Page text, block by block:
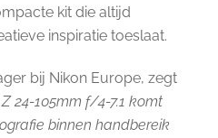
kit die altijd
inspiratie toeslaat.
bij Nikon Europe, zegt
Z 24-105mm f/4-7.1 komt
binnen handbereik